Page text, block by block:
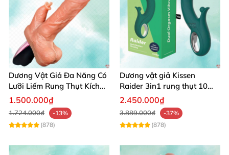
Dương Vật Giả Đa Năng Có
Lưỡi Liếm Rung Thụt Kích
Thích Cao Cấp
1.500.000₫
1.724.000₫
-13%
(878)
Dương vật giả Kissen
Raider 3in1 rung thụt 10
chế độ, chống nước
2.450.000₫
3.889.000₫
-37%
(878)